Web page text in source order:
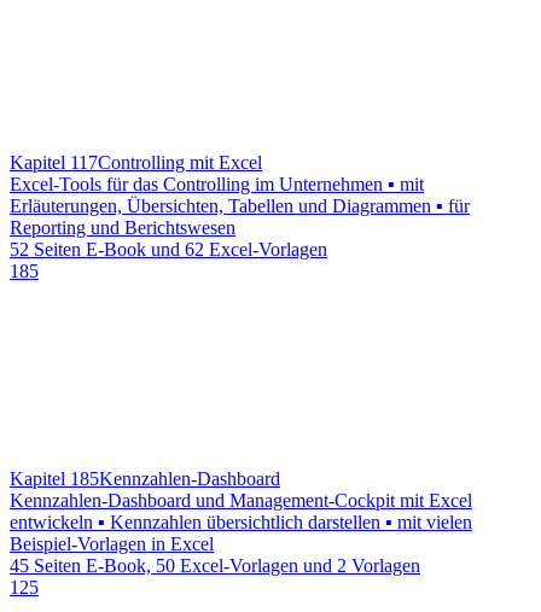
Kapitel 117Controlling mit Excel
Excel-Tools für das Controlling im Unternehmen ▪ mit
Erläuterungen, Übersichten, Tabellen und Diagrammen ▪ für
Reporting und Berichtswesen
52 Seiten E-Book und 62 Excel-Vorlagen
185
Kapitel 185Kennzahlen-Dashboard
Kennzahlen-Dashboard und Management-Cockpit mit Excel
entwickeln ▪ Kennzahlen übersichtlich darstellen ▪ mit vielen
Beispiel-Vorlagen in Excel
45 Seiten E-Book, 50 Excel-Vorlagen und 2 Vorlagen
125